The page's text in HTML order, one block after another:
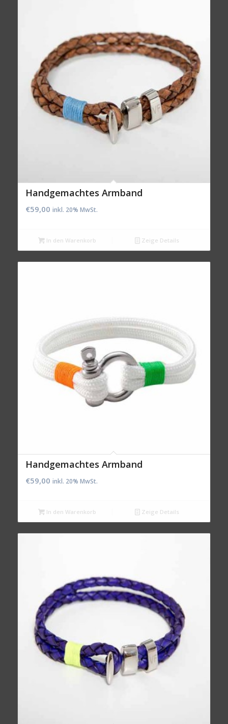
Handgemachtes Armband
€59,00 inkl. 20% MwSt.
In den Warenkorb Zeige Details
Handgemachtes Armband
€59,00 inkl. 20% MwSt.
In den Warenkorb Zeige Details